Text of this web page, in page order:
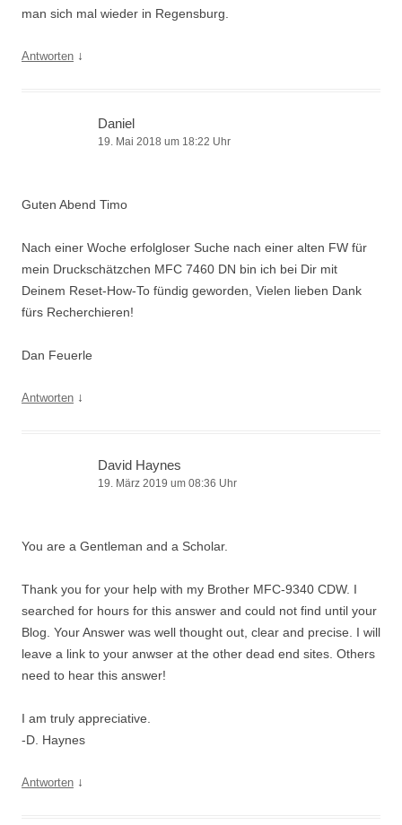
man sich mal wieder in Regensburg.
Antworten ↓
Daniel
19. Mai 2018 um 18:22 Uhr
Guten Abend Timo
Nach einer Woche erfolgloser Suche nach einer alten FW für
mein Druckschätzchen MFC 7460 DN bin ich bei Dir mit
Deinem Reset-How-To fündig geworden, Vielen lieben Dank
fürs Recherchieren!
Dan Feuerle
Antworten ↓
David Haynes
19. März 2019 um 08:36 Uhr
You are a Gentleman and a Scholar.
Thank you for your help with my Brother MFC-9340 CDW. I
searched for hours for this answer and could not find until your
Blog. Your Answer was well thought out, clear and precise. I will
leave a link to your anwser at the other dead end sites. Others
need to hear this answer!
I am truly appreciative.
-D. Haynes
Antworten ↓